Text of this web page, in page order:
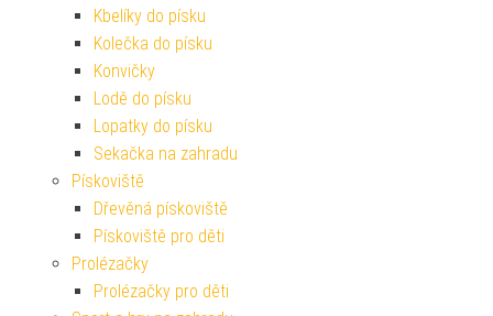
Kbelíky do písku
Kolečka do písku
Konvičky
Lodě do písku
Lopatky do písku
Sekačka na zahradu
Pískoviště
Dřevěná pískoviště
Pískoviště pro děti
Prolézačky
Prolézačky pro děti